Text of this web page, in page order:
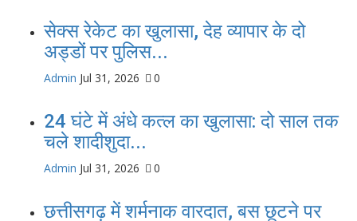
सेक्स रेकेट का खुलासा, देह व्यापार के दो
अड्डों पर पुलिस...
Admin Jul 31, 2026 0
24 घंटे में अंधे कत्ल का खुलासा: दो साल तक
चले शादीशुदा...
Admin Jul 31, 2026 0
छत्तीसगढ़ में शर्मनाक वारदात, बस छूटने पर